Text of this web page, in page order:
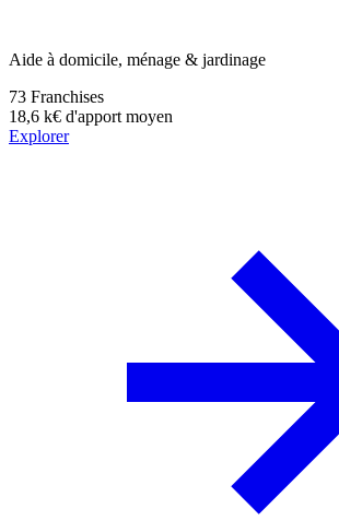
Aide à domicile, ménage & jardinage
73 Franchises
18,6 k€ d'apport moyen
Explorer